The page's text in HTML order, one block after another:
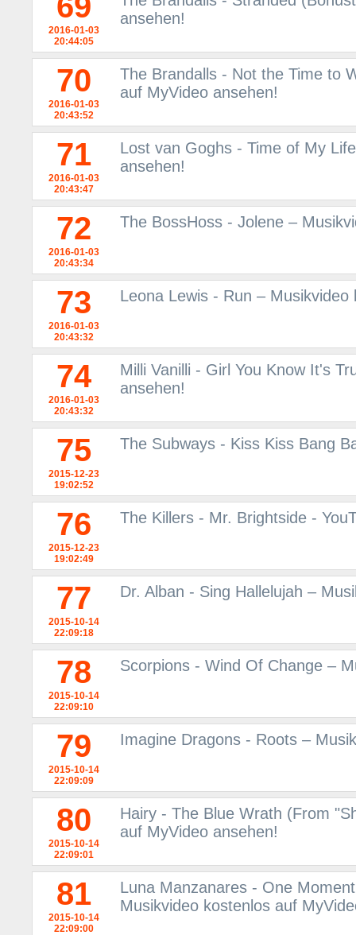
2016-01-03
20:44:05
ansehen!
70
2016-01-03
20:43:52
The Brandalls - Not the Time to
auf MyVideo ansehen!
71
2016-01-03
20:43:47
Lost van Goghs - Time of My
ansehen!
72
2016-01-03
20:43:34
The BossHoss - Jolene –
73
2016-01-03
20:43:32
Leona Lewis - Run –
74
2016-01-03
20:43:32
Milli Vanilli - Girl You Know It's
ansehen!
75
2015-12-23
19:02:52
The Subways - Kiss Kiss Bang
76
2015-12-23
19:02:49
The Killers - Mr. Brightside -
77
2015-10-14
22:09:18
Dr. Alban - Sing Hallelujah –
78
2015-10-14
22:09:10
Scorpions - Wind Of Change –
79
2015-10-14
22:09:09
Imagine Dragons - Roots –
80
2015-10-14
22:09:01
Hairy - The Blue Wrath (From
auf MyVideo ansehen!
81
2015-10-14
22:09:00
Luna Manzanares - One
Musikvideo kostenlos auf